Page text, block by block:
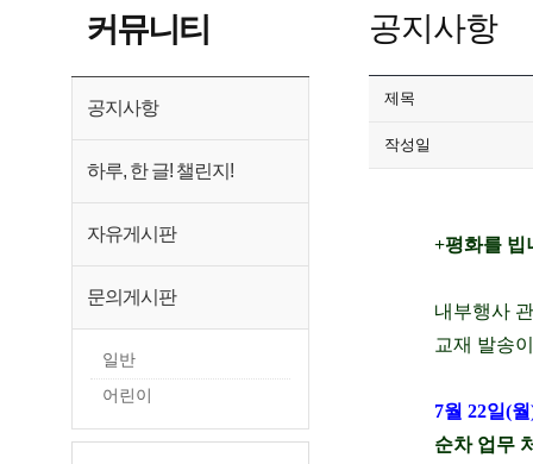
커뮤니티
공지사항
하루, 한 글! 챌린지!
자유게시판
문의게시판
일반
어린이
공지사항
제목
작성일
+평화를 빕
내부행사
교재 발송
7월 22일(
순차 업무